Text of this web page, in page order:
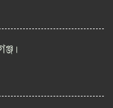
Job Circular